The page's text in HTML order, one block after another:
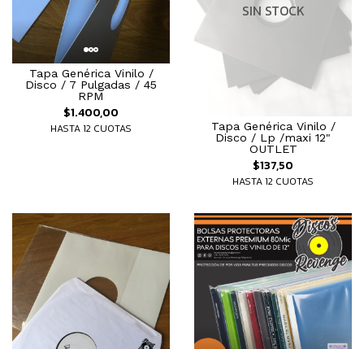
Tapa Genérica Vinilo /
Disco / 7 Pulgadas / 45
RPM
$1.400,00
HASTA 12 CUOTAS
SIN STOCK
Tapa Genérica Vinilo /
Disco / Lp /maxi 12"
OUTLET
$137,50
HASTA 12 CUOTAS